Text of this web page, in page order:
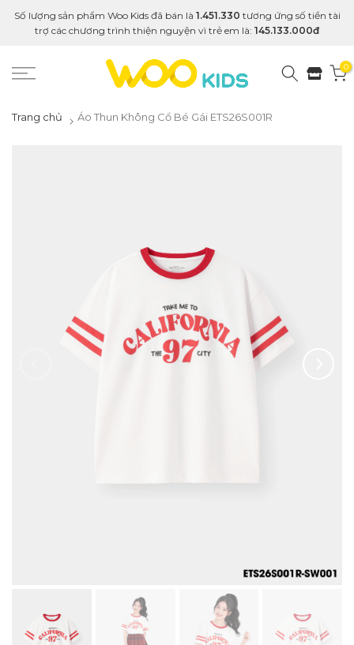
Số lượng sản phẩm Woo Kids đã bán là 1.451.330 tương ứng số tiền tài
trợ các chương trình thiện nguyện vì trẻ em là: 145.133.000đ
0
Trang chủ Áo Thun Không Cổ Bé Gái ETS26S001R